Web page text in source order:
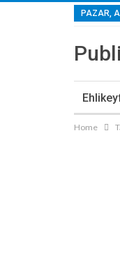
PAZAR,
Home